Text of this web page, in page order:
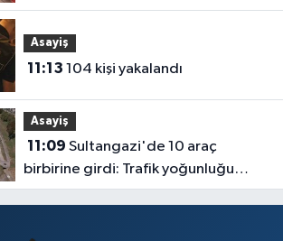
Mensuplarıyla Buluştu
Asayiş
11:13 104 kişi yakalandı
Asayiş
11:09
birbirine girdi: Trafik yoğunluğu
havadan görüntülendi